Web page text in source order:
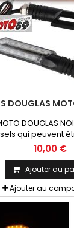
DOUGLAS
DOUGLAS
qui peuvent
motos ou10,00 €
Ajouter au
Ajouter au